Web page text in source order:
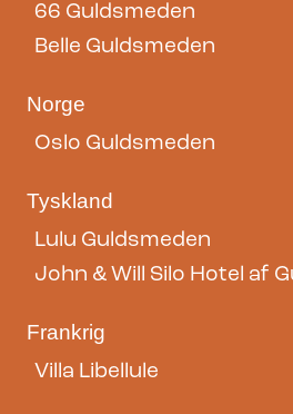
66 Guldsmeden
Belle Guldsmeden
Norge
Oslo Guldsmeden
Tyskland
Lulu Guldsmeden
John & Will Silo Hotel af
Frankrig
Villa Libellule